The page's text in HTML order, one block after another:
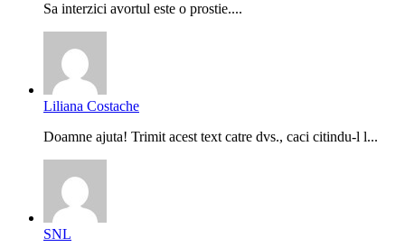
Sa interzici avortul este o prostie....
Liliana Costache
Doamne ajuta! Trimit acest text catre dvs., caci citindu-l l...
SNL